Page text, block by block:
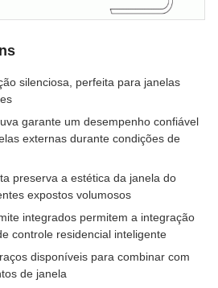
silenciosa, perfeita para janelas
garante um desempenho confiável
externas durante condições de
preserva a estética da janela do
expostos volumosos
integrados permitem a integração
controle residencial inteligente
disponíveis para combinar com
de janela